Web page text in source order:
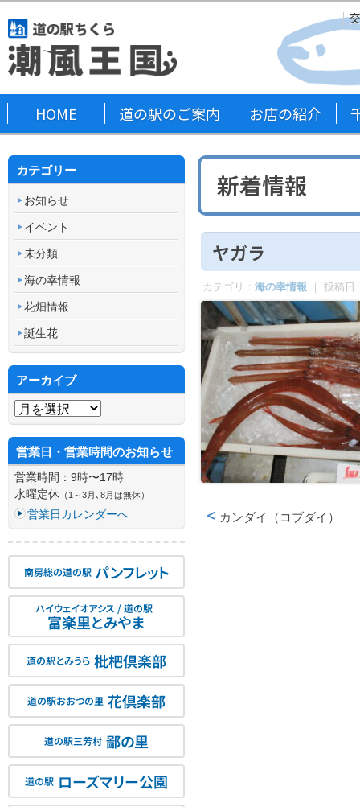
HOME 道の駅のご案内 お店の紹介
新着情報
ヤガラ
カテゴリ： 海の幸情報 ｜ 投稿日
カンダイ（コブダイ）
カテゴリー
お知らせ
イベント
未分類
海の幸情報
花畑情報
誕生花
アーカイブ
アーカイブ
営業日・営業時間のお知らせ
営業時間：9時〜17時
水曜定休 （1～3月､8月は無休）
営業日カレンダーへ
南房総の道の駅 パンフレット
ハイウェイオアシス / 道の駅
富楽里とみやま
道の駅とみうら 枇杷倶楽部
道の駅おおつの里 花倶楽部
道の駅三芳村 鄙の里
道の駅 ローズマリー公園